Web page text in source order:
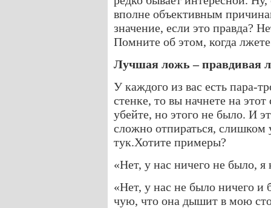
вполне объективным
значение, если это правда?
Помните об этом, когда
Лучшая ложь – правдивая
У каждого из вас есть пара-
стенке, то вы начнете на
убейте, но этого не было. И
сложно отпираться, слишком
тук.Хотите примеры?
«Нет, у нас ничего не было,
«Нет, у нас не было ничего и
чую, что она дышит в мою